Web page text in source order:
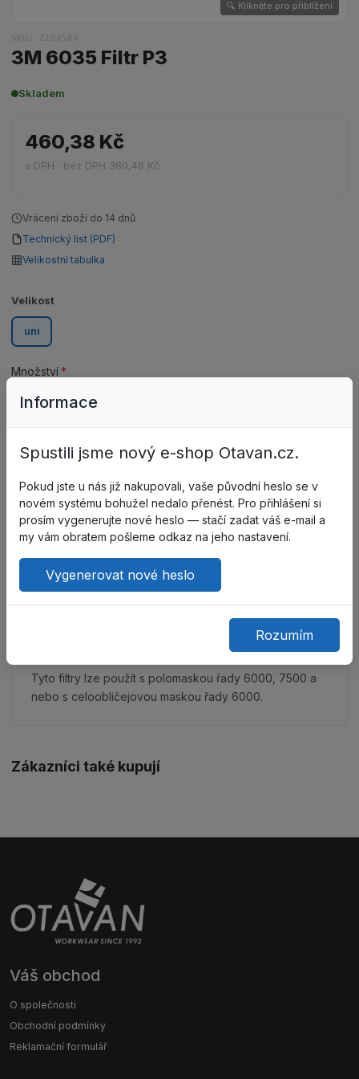
🔍 Klikněte pro přiblížení
3M 6035 Filtr P3
Skladem
460,38 Kč
s DPH · bez DPH 380,48 Kč
Vrácení zboží do 14 dnů
Technický list (PDF)
Velikostní tabulka
Velikost
uni
Množství
Přidat do košíku
Do oblíbených Porovnat
Popis Technické parametry
Tyto filtry lze použít s polomaskou řady 6000, 7500 a
nebo s celoobličejovou maskou řady 6000.
Zákazníci také kupují
Váš obchod
O společnosti
Obchodní podmínky
Reklamační formulář
Informace
Spustili jsme nový e-shop Otavan.cz.
Pokud jste u nás již nakupovali, vaše původní heslo se v
novém systému bohužel nedalo přenést. Pro přihlášení si
prosím vygenerujte nové heslo — stačí zadat váš e-mail a
my vám obratem pošleme odkaz na jeho nastavení.
Vygenerovat nové heslo
Rozumím